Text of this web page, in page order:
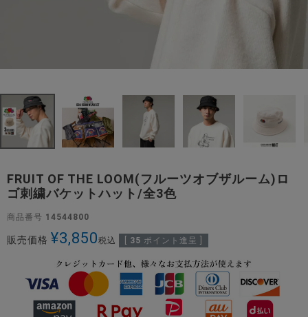
FRUIT OF THE LOOM(フルーツオブザルーム)ロ
ゴ刺繍バケットハット/全3色
商品番号 14544800
販売価格 ¥3,850税込 35 ポイント進呈 ]